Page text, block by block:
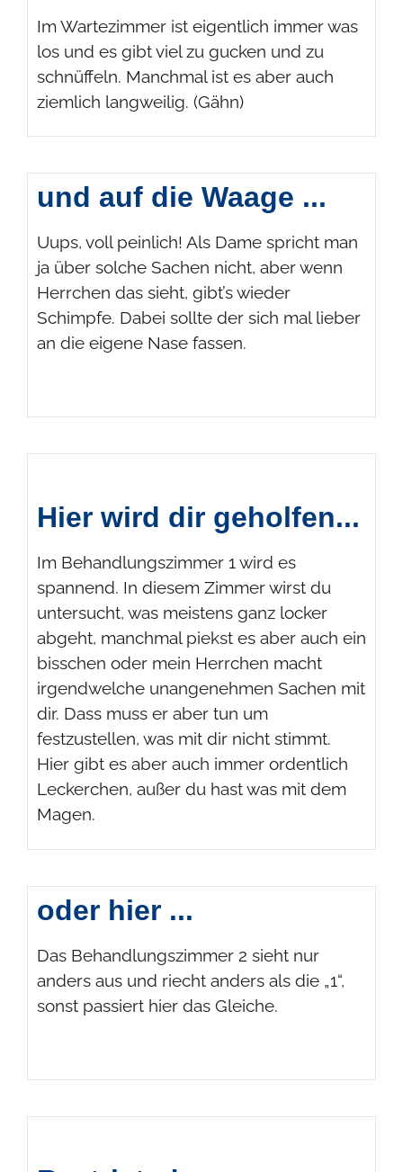
Im Wartezimmer ist eigentlich immer was
los und es gibt viel zu gucken und zu
schnüffeln. Manchmal ist es aber auch
ziemlich langweilig. (Gähn)
und auf die Waage ...
Uups, voll peinlich! Als Dame spricht man
ja über solche Sachen nicht, aber wenn
Herrchen das sieht, gibt’s wieder
Schimpfe. Dabei sollte der sich mal lieber
an die eigene Nase fassen.
Hier wird dir geholfen...
Im Behandlungszimmer 1 wird es
spannend. In diesem Zimmer wirst du
untersucht, was meistens ganz locker
abgeht, manchmal piekst es aber auch ein
bisschen oder mein Herrchen macht
irgendwelche unangenehmen Sachen mit
dir. Dass muss er aber tun um
festzustellen, was mit dir nicht stimmt.
Hier gibt es aber auch immer ordentlich
Leckerchen, außer du hast was mit dem
Magen.
oder hier ...
Das Behandlungszimmer 2 sieht nur
anders aus und riecht anders als die „1“,
sonst passiert hier das Gleiche.